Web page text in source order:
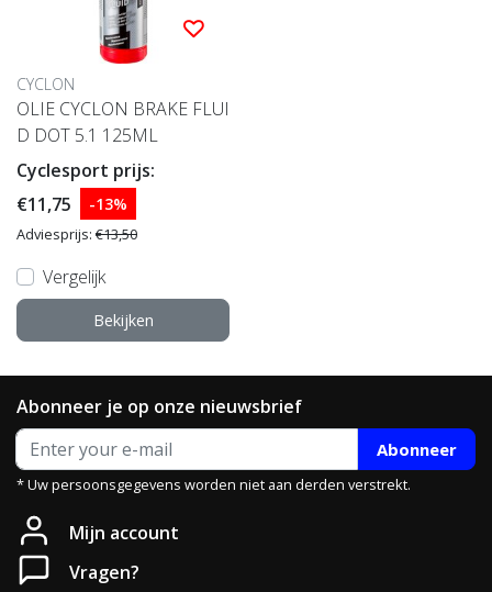
CYCLON
OLIE CYCLON BRAKE FLUI
D DOT 5.1 125ML
Cyclesport prijs:
€11,75
-13%
Adviesprijs: €13,50
Vergelijk
Bekijken
Abonneer je op onze nieuwsbrief
Abonneer
* Uw persoonsgegevens worden niet aan derden verstrekt.
Mijn account
Vragen?